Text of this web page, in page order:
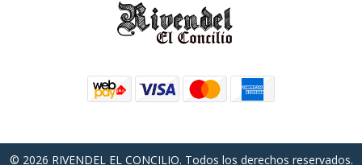
© 2026 RIVENDEL EL CONCILIO. Todos los derechos reservados.